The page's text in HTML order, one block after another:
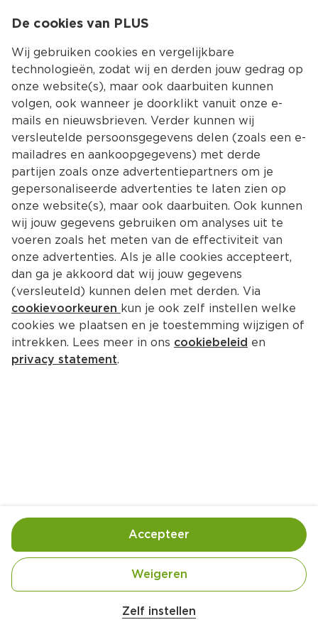
Kies jouw
Terug Producten
De Klok Weizen
Blik 500 ml  (liter €2.38)
Handige informatie over dit product
Blik met statiegeld
Aan mensen onder 18 jaar verkopen wij geen
De cookies van PLUS
Wij gebruiken cookies en vergelijkbare
technologieën, zodat wij en derden jouw gedrag op
onze website(s), maar ook daarbuiten kunnen
volgen, ook wanneer je doorklikt vanuit onze e-
mails en nieuwsbrieven. Verder kunnen wij
versleutelde persoonsgegevens delen (zoals een e-
mailadres en aankoopgegevens) met derde
partijen zoals onze advertentiepartners om je
gepersonaliseerde advertenties te laten zien op
onze website(s), maar ook daarbuiten. Ook kunnen
wij jouw gegevens gebruiken om analyses uit te
voeren zoals het meten van de effectiviteit van
onze advertenties. Als je alle cookies accepteert,
dan ga je akkoord dat wij jouw gegevens
(versleuteld) kunnen delen met derden. Via
cookievoorkeuren kun je ook zelf instellen welke
cookies we plaatsen en je toestemming wijzigen of
intrekken. Lees meer in ons cookiebeleid en
privacy statement.
Zelf instellen
Weigeren
Accepteer